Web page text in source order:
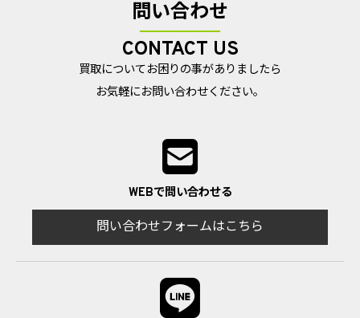
問い合わせ
CONTACT US
買取についてお困りの事がありましたら
お気軽にお問い合わせください。
WEBで問い合わせる
問い合わせフォームはこちら